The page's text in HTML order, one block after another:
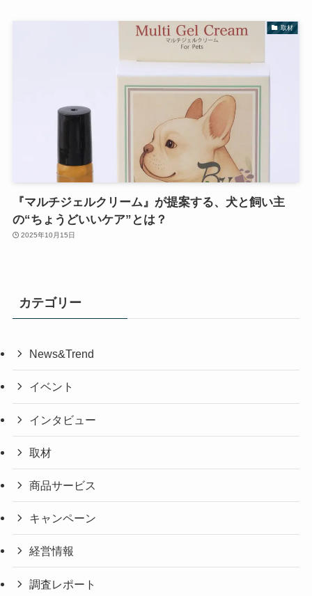
取材
『マルチジェルクリーム』が提案する、犬と飼い主
の“ちょうどいいケア”とは？
2025年10月15日
カテゴリー
News&Trend
イベント
インタビュー
取材
商品サービス
キャンペーン
経営情報
調査レポート